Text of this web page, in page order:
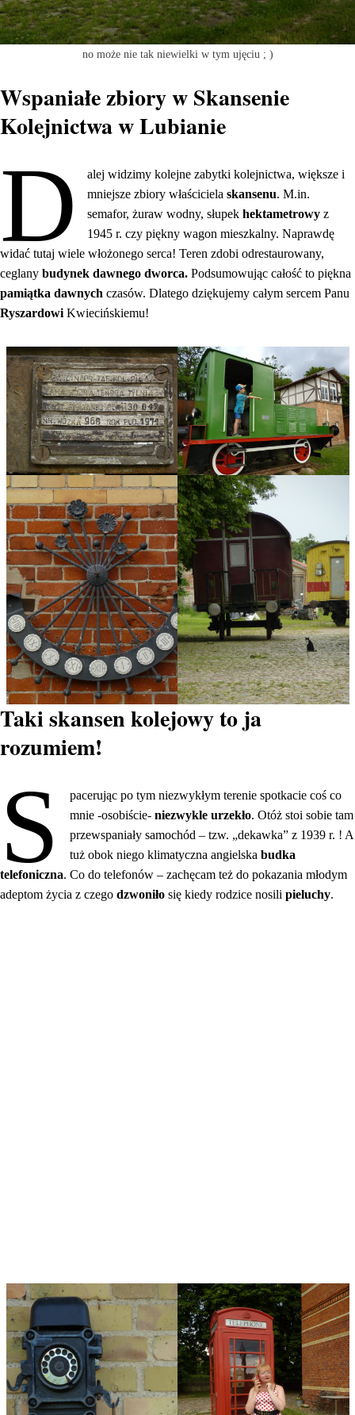
no może nie tak niewielki w tym ujęciu ; )
Wspaniałe zbiory w Skansenie
Kolejnictwa w Lubianie
D
alej widzimy kolejne zabytki kolejnictwa, większe i
mniejsze zbiory właścicielaskansenu. M.in.
semafor, żuraw wodny, słupekhektametrowyz
1945 r. czy piękny wagon mieszkalny. Naprawdę
widać tutaj wiele włożonego serca! Teren zdobi odrestaurowany,
ceglany budynek dawnego dworca. Podsumowując całość to piękna
pamiątka dawnych czasów. Dlatego dziękujemy całym sercem Panu
Ryszardowi Kwiecińskiemu!
Taki skansen kolejowy to ja
rozumiem!
S
pacerując po tym niezwykłym terenie spotkacie coś co
mnie -osobiście-niezwykle urzekło. Otóż stoi sobie tam
przewspaniały samochód – tzw. „dekawka” z 1939 r. ! A
tuż obok niego klimatyczna angielskabudka
telefoniczna. Co do telefonów – zachęcam też do pokazania młodym
adeptom życia z czego dzwoniło się kiedy rodzice nosili pieluchy.